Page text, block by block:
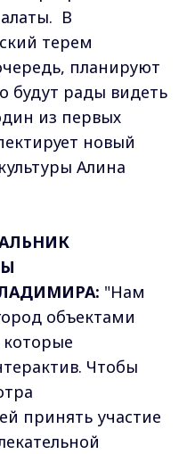
В
терем
планируют
будут рады видеть
из первых
новый
Алина
"Нам
объектами
которые
Чтобы
принять участие